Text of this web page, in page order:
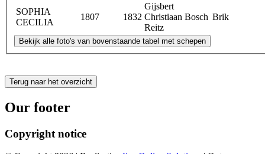
SOPHIA
CECILIA
1807 1832
Gijsbert
Christiaan Bosch
Reitz
Brik
Terug naar het overzicht
Our footer
Copyright notice